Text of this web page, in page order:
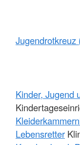
Jugendrotkreuz
Kinder, Jugend
Kleiderkammern
Lebensretter